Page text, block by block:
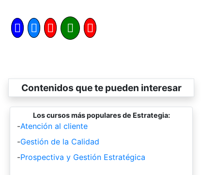
Contenidos que te pueden interesar
Los cursos más populares de Estrategia:
-Atención al cliente
-Gestión de la Calidad
-Prospectiva y Gestión Estratégica